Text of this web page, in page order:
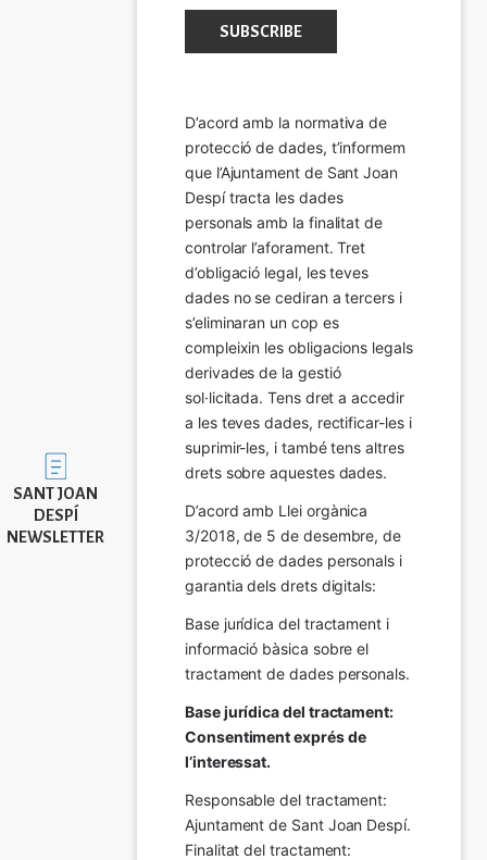
Imatge
SANT JOAN
DESPÍ
NEWSLETTER
D’acord amb la normativa de
protecció de dades, t’informem
que l’Ajuntament de Sant Joan
Despí tracta les dades
personals amb la finalitat de
controlar l’aforament. Tret
d’obligació legal, les teves
dades no se cediran a tercers i
s’eliminaran un cop es
compleixin les obligacions legals
derivades de la gestió
sol·licitada. Tens dret a accedir
a les teves dades, rectificar-les i
suprimir-les, i també tens altres
drets sobre aquestes dades.
D’acord amb Llei orgànica
3/2018, de 5 de desembre, de
protecció de dades personals i
garantia dels drets digitals:
Base jurídica del tractament i
informació bàsica sobre el
tractament de dades personals.
Base jurídica del tractament:
Consentiment exprés de
l’interessat.
Responsable del tractament:
Ajuntament de Sant Joan Despí.
Finalitat del tractament: